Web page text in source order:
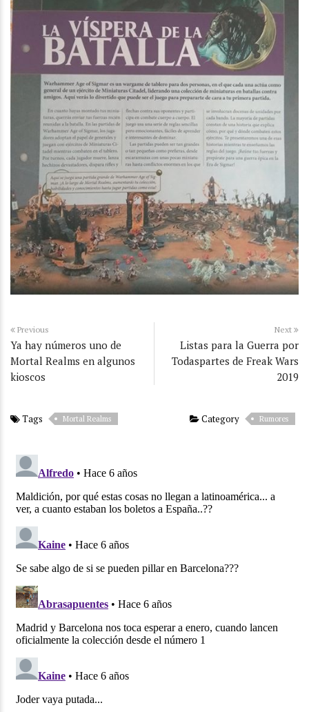
Previous
Ya hay números uno de
Mortal Realms en algunos
kioscos
Next
Listas para la Guerra por
Todaspartes de Freak Wars
2019
Tags Mortal Realms Category Rumores